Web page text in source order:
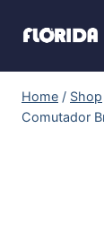
Home / Shop
Comutador